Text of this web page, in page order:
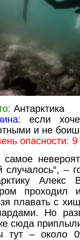
Антарктика
если
и не
опасности: 9
самое
случалось“, –
Алекс
проходил
плавать с
Но
сюда
тут – около